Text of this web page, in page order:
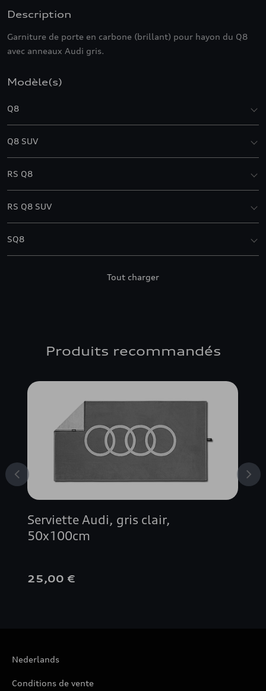
Description
Garniture de porte en carbone (brillant) pour hayon du Q8
avec anneaux Audi gris.
Modèle(s)
Q8
Q8 SUV
RS Q8
RS Q8 SUV
SQ8
Tout charger
Produits recommandés
Serviette Audi, gris clair,
50x100cm
25,00 €
Nederlands
Conditions de vente